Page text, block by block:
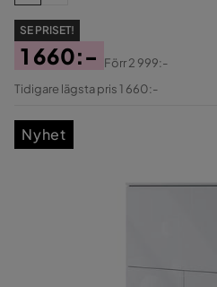
SE PRISET!
Pris
1 660:-
Original
Förr2 999:-
Tidigare lägsta pris 1 660:-
Nyhet